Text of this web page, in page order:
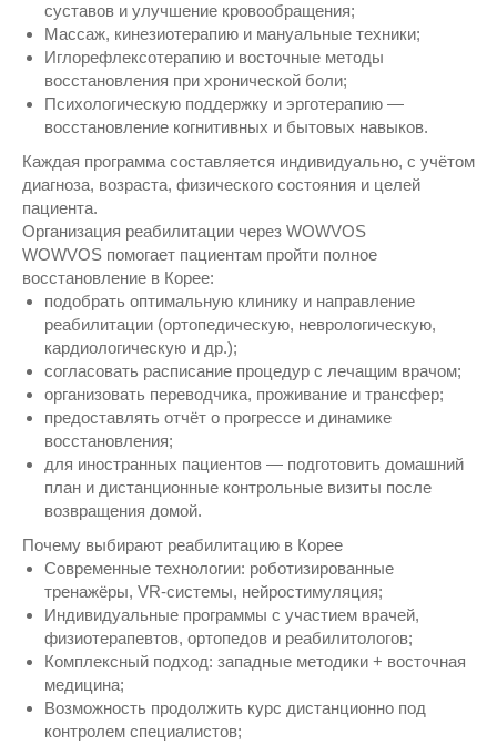
суставов и улучшение кровообращения;
Массаж, кинезиотерапию и мануальные техники;
Иглорефлексотерапию и восточные методы
восстановления при хронической боли;
Психологическую поддержку и эрготерапию —
восстановление когнитивных и бытовых навыков.
Каждая программа составляется индивидуально, с учётом
диагноза, возраста, физического состояния и целей
пациента.
Организация реабилитации через WOWVOS
WOWVOS помогает пациентам пройти полное
восстановление в Корее:
подобрать оптимальную клинику и направление
реабилитации (ортопедическую, неврологическую,
кардиологическую и др.);
согласовать расписание процедур с лечащим врачом;
организовать переводчика, проживание и трансфер;
предоставлять отчёт о прогрессе и динамике
восстановления;
для иностранных пациентов — подготовить домашний
план и дистанционные контрольные визиты после
возвращения домой.
Почему выбирают реабилитацию в Корее
Современные технологии: роботизированные
тренажёры, VR-системы, нейростимуляция;
Индивидуальные программы с участием врачей,
физиотерапевтов, ортопедов и реабилитологов;
Комплексный подход: западные методики + восточная
медицина;
Возможность продолжить курс дистанционно под
контролем специалистов;